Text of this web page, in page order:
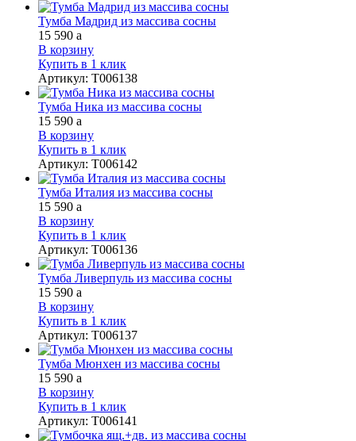
Тумба Мадрид из массива сосны
15 590 a
В корзину
Купить в 1 клик
Артикул: Т006138
Тумба Ника из массива сосны
15 590 a
В корзину
Купить в 1 клик
Артикул: Т006142
Тумба Италия из массива сосны
15 590 a
В корзину
Купить в 1 клик
Артикул: Т006136
Тумба Ливерпуль из массива сосны
15 590 a
В корзину
Купить в 1 клик
Артикул: Т006137
Тумба Мюнхен из массива сосны
15 590 a
В корзину
Купить в 1 клик
Артикул: Т006141